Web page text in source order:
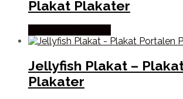
Plakat Plakater
Jellyfish Plakat –
Plakater